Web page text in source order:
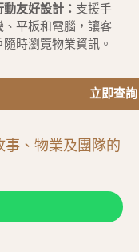
動友好設計： 支援手
、平板和電腦，讓客
隨時瀏覽物業資訊。
立即查詢
事、物業及團隊的